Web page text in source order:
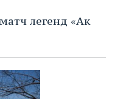
легенд «Ак